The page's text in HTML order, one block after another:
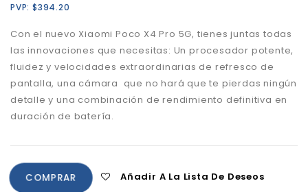
PVP: $394.20
Con el nuevo Xiaomi Poco X4 Pro 5G, tienes juntas todas
las innovaciones que necesitas: Un procesador potente,
fluidez y velocidades extraordinarias de refresco de
pantalla, una cámara que no hará que te pierdas ningún
detalle y una combinación de rendimiento definitiva en
duración de batería.
COMPRAR Añadir A La Lista De Deseos